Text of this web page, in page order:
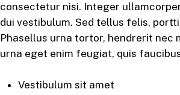
consectetur nisi. Integer
dui vestibulum. Sed tellus felis,
Phasellus urna tortor, hendrerit nec
urna eget enim feugiat, quis
Vestibulum sit amet